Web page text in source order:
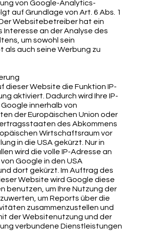
von Google-Analytics-
auf Grundlage von Art. 6 Abs. 1
Der Websitebetreiber hat ein
an der Analyse des
um sowohl sein
als auch seine Werbung zu
dieser Website die Funktion IP-
aktiviert. Dadurch wird Ihre IP-
innerhalb von
der Europäischen Union oder
des Abkommens
Wirtschaftsraum vor
in die USA gekürzt. Nur in
wird die volle IP-Adresse an
Google in den USA
dort gekürzt. Im Auftrag des
Website wird Google diese
benutzen, um Ihre Nutzung der
um Reports über die
zusammenzustellen und
der Websitenutzung und der
verbundene Dienstleistungen